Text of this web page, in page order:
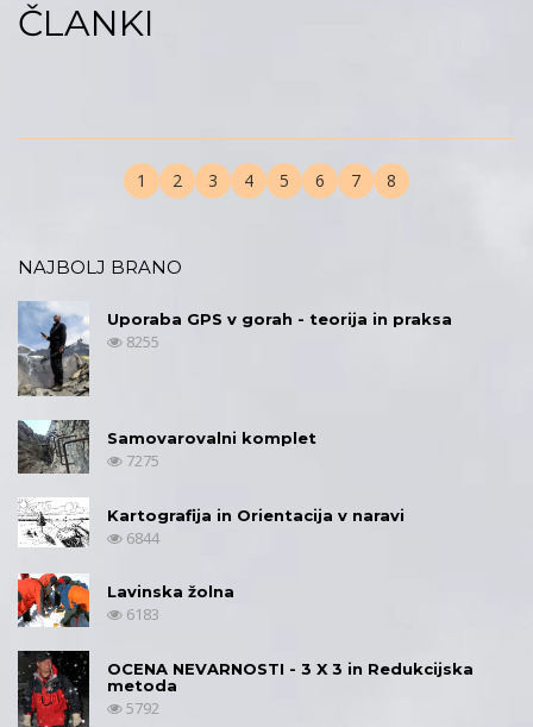
ČLANKI
1 2 3 4 5 6 7 8
NAJBOLJ BRANO
Uporaba GPS v gorah - teorija in praksa
8255
Samovarovalni komplet
7275
Kartografija in Orientacija v naravi
6844
Lavinska žolna
6183
OCENA NEVARNOSTI - 3 X 3 in Redukcijska
metoda
5792